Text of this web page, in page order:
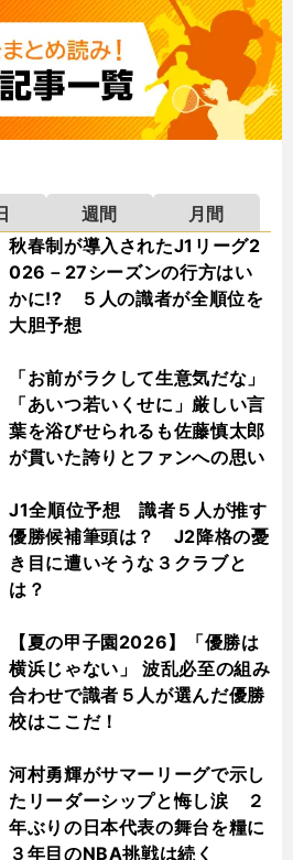
週間
月間
秋春制が導入されたJ1リーグ2
026－27シーズンの行方はい
かに!? ５人の識者が全順位を
大胆予想
「お前がラクして生意気だな」
「あいつ若いくせに」厳しい言
葉を浴びせられるも佐藤慎太郎
が貫いた誇りとファンへの思い
J1全順位予想 識者５人が推す
優勝候補筆頭は？ J2降格の憂
き目に遭いそうな３クラブと
は？
【夏の甲子園2026】「優勝は
横浜じゃない」 波乱必至の組み
合わせで識者５人が選んだ優勝
校はここだ！
河村勇輝がサマーリーグで示し
たリーダーシップと悔し涙 ２
年ぶりの日本代表の舞台を糧に
３年目のNBA挑戦は続く